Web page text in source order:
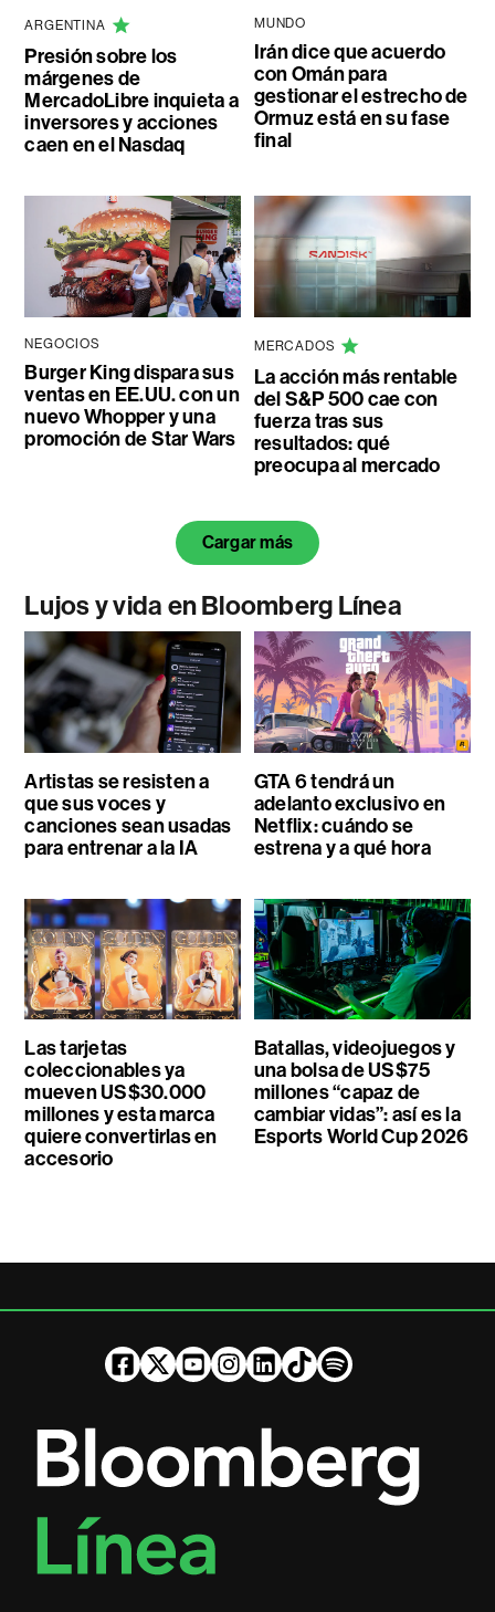
ARGENTINA
Presión sobre los
márgenes de
MercadoLibre inquieta a
inversores y acciones
caen en el Nasdaq
MUNDO
Irán dice que acuerdo
con Omán para
gestionar el estrecho de
Ormuz está en su fase
final
NEGOCIOS
Burger King dispara sus
ventas en EE.UU. con un
nuevo Whopper y una
promoción de Star Wars
MERCADOS
La acción más rentable
del S&P 500 cae con
fuerza tras sus
resultados: qué
preocupa al mercado
Cargar más
Lujos y vida en Bloomberg Línea
Artistas se resisten a
que sus voces y
canciones sean usadas
para entrenar a la IA
GTA 6 tendrá un
adelanto exclusivo en
Netflix: cuándo se
estrena y a qué hora
Las tarjetas
coleccionables ya
mueven US$30.000
millones y esta marca
quiere convertirlas en
accesorio
Batallas, videojuegos y
una bolsa de US$75
millones “capaz de
cambiar vidas”: así es la
Esports World Cup 2026